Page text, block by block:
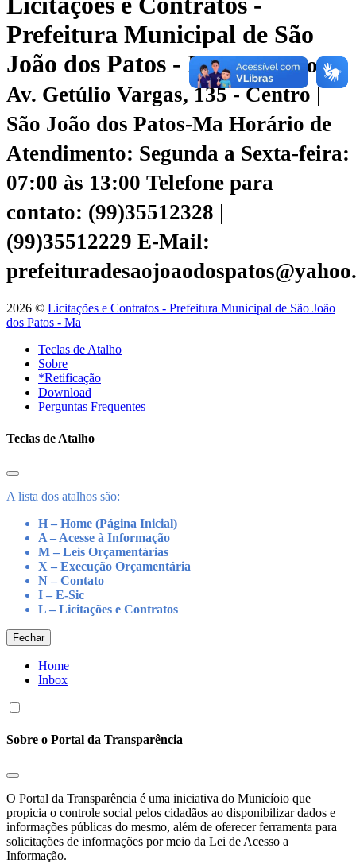
Prefeitura Municipal de São
João dos Patos - MaEndereço:
Av. Getúlio Vargas, 135 - Centro |
São João dos Patos-Ma Horário de
Atendimento: Segunda a Sexta-feira:
07:00 às 13:00 Telefone para
contato: (99)35512328 |
(99)35512229 E-Mail:
2026 © Licitações e Contratos - Prefeitura Municipal de São João
dos Patos - Ma
Teclas de Atalho
Sobre
*Retificação
Download
Perguntas Frequentes
Teclas de Atalho
A lista dos atalhos são:
H – Home (Página Inicial)
A – Acesse à Informação
M – Leis Orçamentárias
X – Execução Orçamentária
N – Contato
I – E-Sic
L – Licitações e Contratos
Fechar
Home
Inbox
Sobre o Portal da Transparência
O Portal da Transparência é uma iniciativa do Municíoio que
propicia o controle social pelos cidadãos ao disponibilizar dados e
informações públicas do mesmo, além de oferecer ferramenta para
solicitações de informações por meio da Lei de Acesso a
Informação.